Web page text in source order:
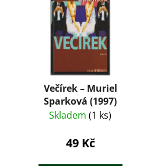
Večírek – Muriel
Sparková (1997)
Skladem (1 ks)
49 Kč